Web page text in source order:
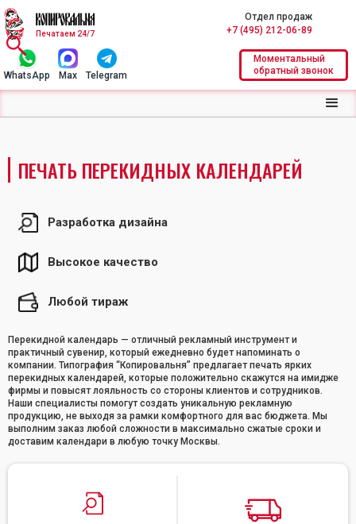
Печатаем 24/7
Отдел продаж
+7 (495) 212-06-89
WhatsApp Max Telegram
Моментальный
обратный звонок
ПЕЧАТЬ ПЕРЕКИДНЫХ КАЛЕНДАРЕЙ
Разработка дизайна
Высокое качество
Любой тираж
Перекидной календарь — отличный рекламный инструмент и
практичный сувенир, который ежедневно будет напоминать о
компании. Типография “Копировальня” предлагает печать ярких
перекидных календарей, которые положительно скажутся на имидже
фирмы и повысят лояльность со стороны клиентов и сотрудников.
Наши специалисты помогут создать уникальную рекламную
продукцию, не выходя за рамки комфортного для вас бюджета. Мы
выполним заказ любой сложности в максимально сжатые сроки и
доставим календари в любую точку Москвы.